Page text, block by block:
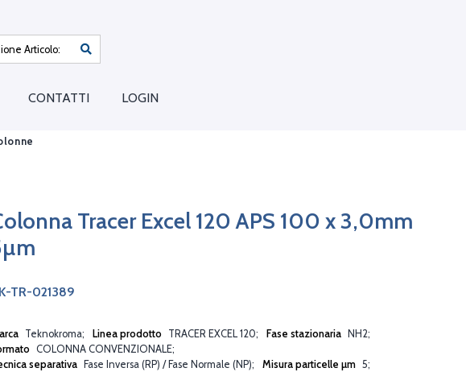
CONTATTI LOGIN
Tracer Excel 120 APS 100 x 3,0mm
TR-021389
Teknokroma Linea prodotto TRACER EXCEL 120 Fase stazionaria
NH2
COLONNA CONVENZIONALE
separativa
Fase Inversa (RP) / Fase Normale (NP) Misura particelle µm 5